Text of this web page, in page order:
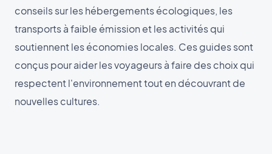
conseils sur les hébergements écologiques, les
transports à faible émission et les activités qui
soutiennent les économies locales. Ces guides sont
conçus pour aider les voyageurs à faire des choix qui
respectent l'environnement tout en découvrant de
nouvelles cultures.